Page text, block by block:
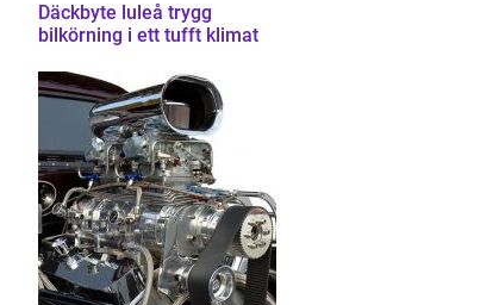
Däckbyte luleå trygg
bilkörning i ett tufft klimat